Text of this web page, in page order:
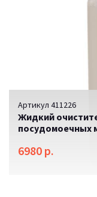
Артикул 411226
Жидкий
посудомоечных
6980 р.